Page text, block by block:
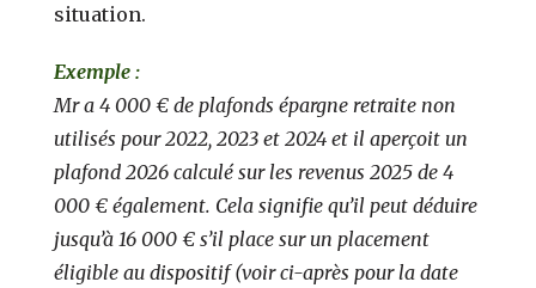
situation.
Exemple :
Mr a 4 000 € de plafonds épargne retraite non
utilisés pour 2022, 2023 et 2024 et il aperçoit un
plafond 2026 calculé sur les revenus 2025 de 4
000 € également. Cela signifie qu’il peut déduire
jusqu’à 16 000 € s’il place sur un placement
éligible au dispositif (voir ci-après pour la date